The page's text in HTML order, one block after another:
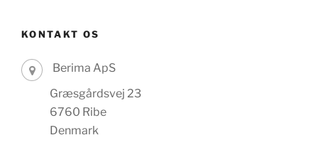
KONTAKT OS
Berima ApS
Græsgårdsvej 23
6760 Ribe
Denmark